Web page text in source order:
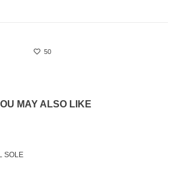
50
MAY ALSO LIKE
SOLE